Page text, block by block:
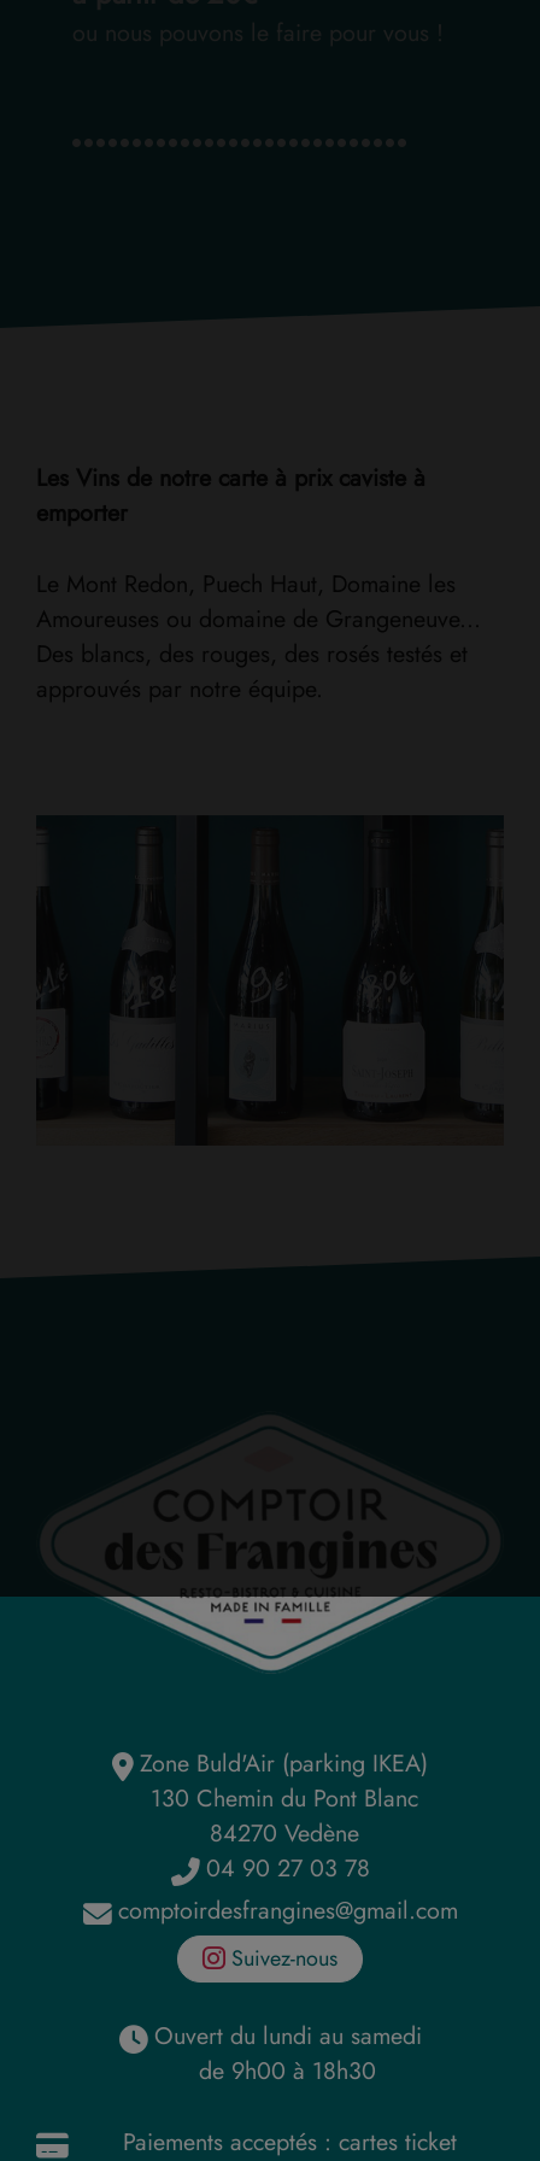
ou nous pouvons le faire pour vous !
Les Vins de notre carte à prix caviste à
emporter
Le Mont Redon, Puech Haut, Domaine les
Amoureuses ou domaine de Grangeneuve...
Des blancs, des rouges, des rosés testés et
approuvés par notre équipe.
Ouvert du lundi au samedi
de 9h00 à 18h30
Paiements acceptés : cartes ticket
Zone Buld'Air (parking IKEA)
130 Chemin du Pont Blanc
84270 Vedène
04 90 27 03 78
comptoirdesfrangines@gmail.com
Suivez-nous